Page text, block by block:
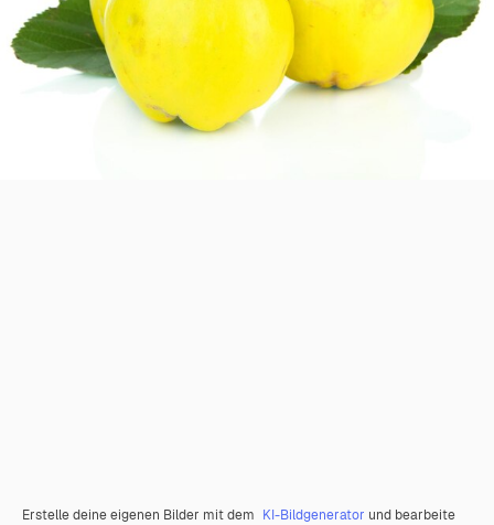
Erstelle deine eigenen Bilder mit dem KI-Bildgenerator und bearbeite